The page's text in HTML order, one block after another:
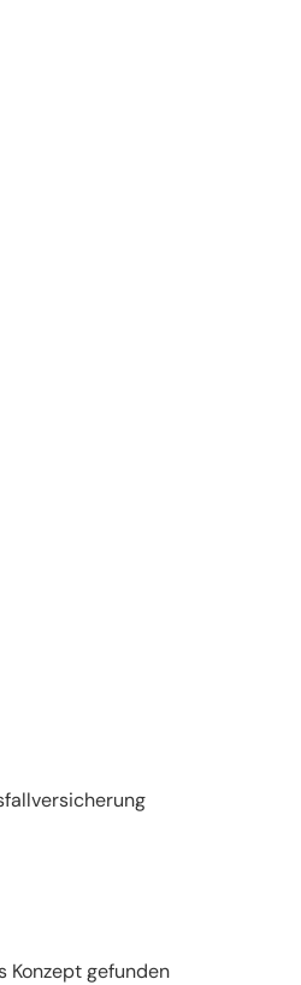
Konzept gefunden